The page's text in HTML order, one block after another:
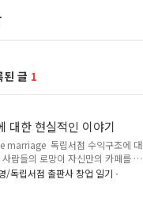
1
대한 현실적인 이야기
marriage 독립서점 수익구조에 대
람들의 로망이 자신만의 카페를 여
독립서점을 꿈꾸는 사람들이 부
는 카페 사장은 우아하게 카페에 앉
을 시작하는 것이지만 실상은 하루
/독립서점 출판사 창업 일기